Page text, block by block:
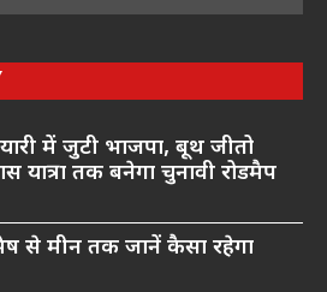
में जुटी भाजपा, बूथ जीतो
यात्रा तक बनेगा चुनावी रोडमैप
से मीन तक जानें कैसा रहेगा